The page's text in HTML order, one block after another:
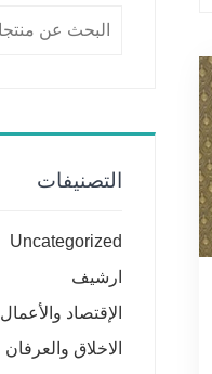
التصنيفات
Uncategorized
ارشيف
الإقتصاد والأعمال
الاخلاق والعرفان